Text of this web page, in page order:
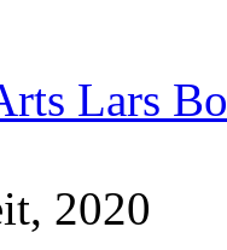
Lars
2020